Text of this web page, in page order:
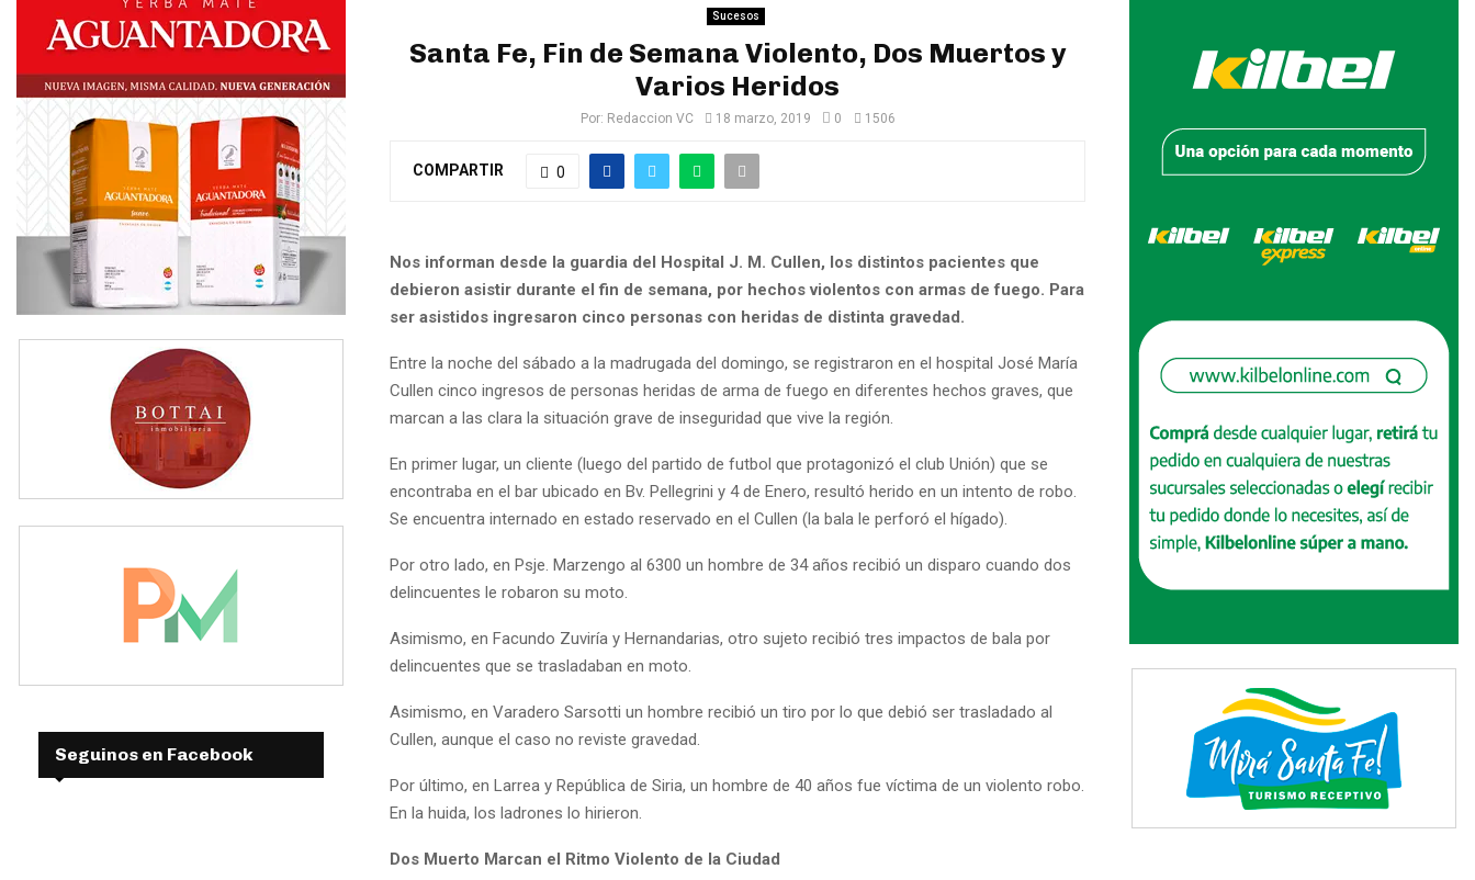
Sucesos
Santa Fe, Fin de Semana Violento, Dos Muertos y
Varios Heridos
Por: Redaccion VC 18 marzo, 2019 0 1506
COMPARTIR 0
Nos informan desde la guardia del Hospital J. M. Cullen, los distintos pacientes que
debieron asistir durante el fin de semana, por hechos violentos con armas de fuego. Para
ser asistidos ingresaron cinco personas con heridas de distinta gravedad.
Entre la noche del sábado a la madrugada del domingo, se registraron en el hospital José María
Cullen cinco ingresos de personas heridas de arma de fuego en diferentes hechos graves, que
marcan a las clara la situación grave de inseguridad que vive la región.
En primer lugar, un cliente (luego del partido de futbol que protagonizó el club Unión) que se
encontraba en el bar ubicado en Bv. Pellegrini y 4 de Enero, resultó herido en un intento de robo.
Se encuentra internado en estado reservado en el Cullen (la bala le perforó el hígado).
Por otro lado, en Psje. Marzengo al 6300 un hombre de 34 años recibió un disparo cuando dos
delincuentes le robaron su moto.
Asimismo, en Facundo Zuviría y Hernandarias, otro sujeto recibió tres impactos de bala por
delincuentes que se trasladaban en moto.
Asimismo, en Varadero Sarsotti un hombre recibió un tiro por lo que debió ser trasladado al
Cullen, aunque el caso no reviste gravedad.
Por último, en Larrea y República de Siria, un hombre de 40 años fue víctima de un violento robo.
En la huida, los ladrones lo hirieron.
Dos Muerto Marcan el Ritmo Violento de la Ciudad
Seguinos en Facebook